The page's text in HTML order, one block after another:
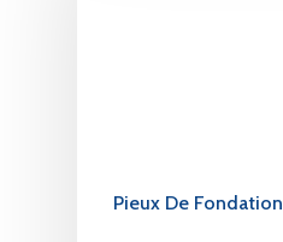
Pieux De Fondation